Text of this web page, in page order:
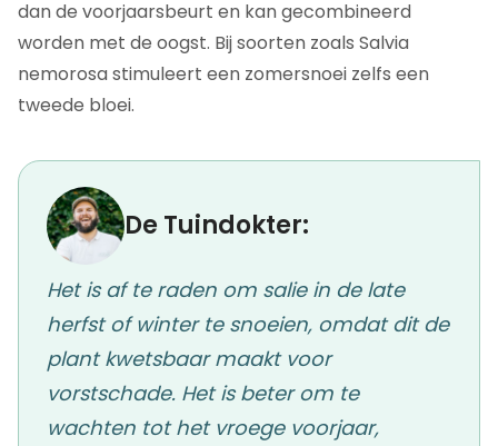
dan de voorjaarsbeurt en kan gecombineerd
worden met de oogst. Bij soorten zoals Salvia
nemorosa stimuleert een zomersnoei zelfs een
tweede bloei.
De Tuindokter:
Het is af te raden om salie in de late
herfst of winter te snoeien, omdat dit de
plant kwetsbaar maakt voor
vorstschade. Het is beter om te
wachten tot het vroege voorjaar,